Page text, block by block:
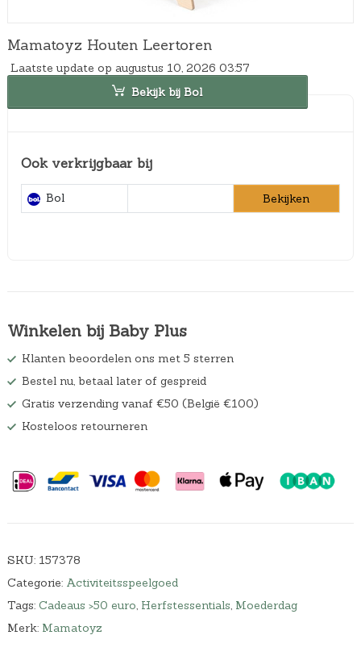
Mamatoyz Houten Leertoren
Laatste update op augustus 10, 2026 03:57
Bekijk bij Bol
Ook verkrijgbaar bij
Bol Bekijken
Winkelen bij Baby Plus
Klanten beoordelen ons met 5 sterren
Bestel nu, betaal later of gespreid
Gratis verzending vanaf €50 (België €100)
Kosteloos retourneren
SKU: 157378
Categorie: Activiteitsspeelgoed
Tags: Cadeaus >50 euro, Herfstessentials, Moederdag
Merk: Mamatoyz